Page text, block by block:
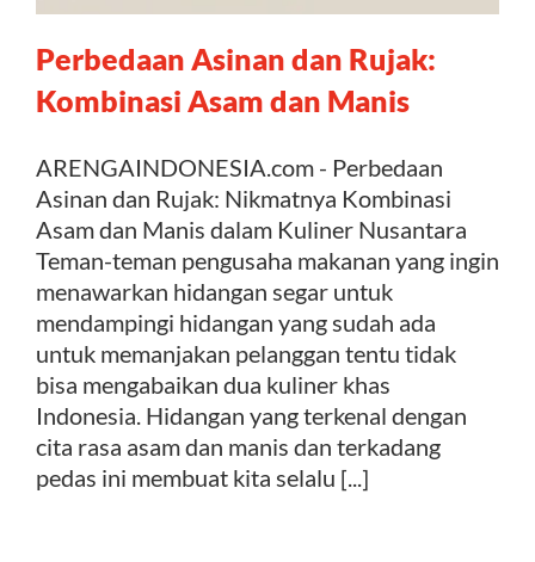
Kontak
Perbedaan Asinan dan Rujak:
Kombinasi Asam dan Manis
ARENGAINDONESIA.com - Perbedaan
Asinan dan Rujak: Nikmatnya Kombinasi
Asam dan Manis dalam Kuliner Nusantara
Teman-teman pengusaha makanan yang ingin
menawarkan hidangan segar untuk
mendampingi hidangan yang sudah ada
untuk memanjakan pelanggan tentu tidak
bisa mengabaikan dua kuliner khas
Indonesia. Hidangan yang terkenal dengan
cita rasa asam dan manis dan terkadang
pedas ini membuat kita selalu [...]